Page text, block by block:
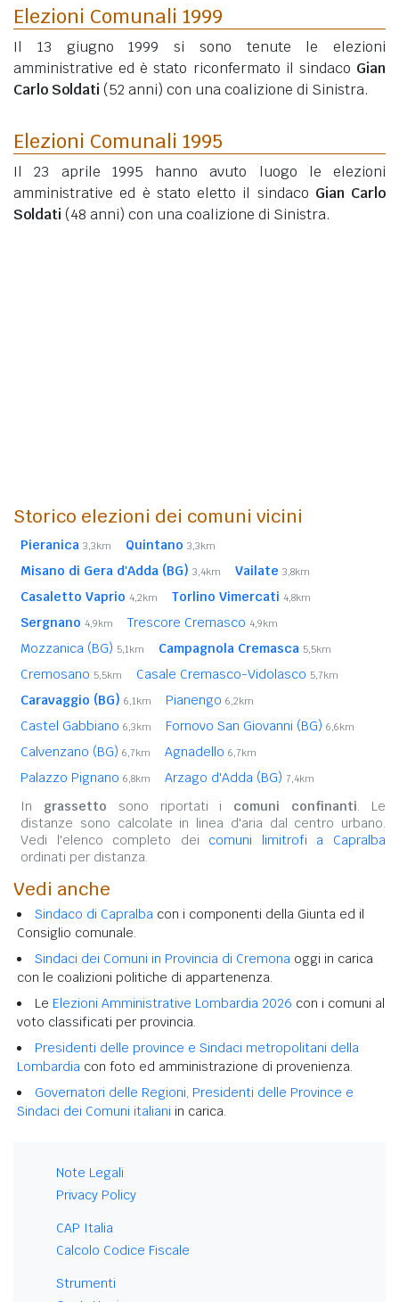
Elezioni Comunali 1999
Il 13 giugno 1999 si sono tenute le elezioni
amministrative ed è stato riconfermato il sindaco Gian
Carlo Soldati (52 anni) con una coalizione di Sinistra.
Elezioni Comunali 1995
Il 23 aprile 1995 hanno avuto luogo le elezioni
amministrative ed è stato eletto il sindaco Gian Carlo
Soldati (48 anni) con una coalizione di Sinistra.
Storico elezioni dei comuni vicini
Pieranica 3,3km Quintano 3,3km
Misano di Gera d'Adda (BG) 3,4km Vailate 3,8km
Casaletto Vaprio 4,2km Torlino Vimercati 4,8km
Sergnano 4,9km Trescore Cremasco 4,9km
Mozzanica (BG) 5,1km Campagnola Cremasca 5,5km
Cremosano 5,5km Casale Cremasco-Vidolasco 5,7km
Caravaggio (BG) 6,1km Pianengo 6,2km
Castel Gabbiano 6,3km Fornovo San Giovanni (BG) 6,6km
Calvenzano (BG) 6,7km Agnadello 6,7km
Palazzo Pignano 6,8km Arzago d'Adda (BG) 7,4km
In grassetto sono riportati i comuni confinanti. Le
distanze sono calcolate in linea d'aria dal centro urbano.
Vedi l'elenco completo dei comuni limitrofi a Capralba
ordinati per distanza.
Vedi anche
Sindaco di Capralba con i componenti della Giunta ed il
Consiglio comunale.
Sindaci dei Comuni in Provincia di Cremona oggi in carica
con le coalizioni politiche di appartenenza.
Le Elezioni Amministrative Lombardia 2026 con i comuni al
voto classificati per provincia.
Presidenti delle province e Sindaci metropolitani della
Lombardia con foto ed amministrazione di provenienza.
Governatori delle Regioni, Presidenti delle Province e
Sindaci dei Comuni italiani in carica.
Note Legali
Privacy Policy
CAP Italia
Calcolo Codice Fiscale
Strumenti